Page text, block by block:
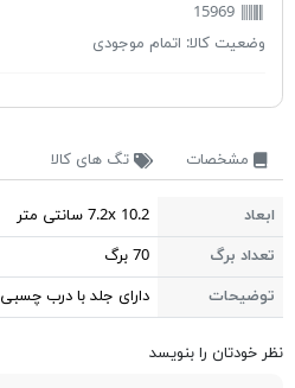
15969
وضعیت کالا: اتمام موجودی
مشخصات تگ های کالا
ابعاد
7.2x 10.2 سانتی متر
تعداد برگ
70 برگ
توضیحات
دارای جلد با درب چسبی
نظر خودتان را بنویسد